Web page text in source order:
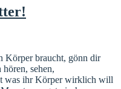
Körper braucht, gönn dir
sehen,
was ihr Körper wirklich will